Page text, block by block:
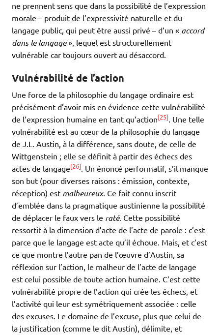
ne prennent sens que dans la possibilité de l’expression
morale – produit de l’expressivité naturelle et du
langage public, qui peut être aussi privé – d’un « accord
dans le langage», lequel est structurellement
vulnérable car toujours ouvert au désaccord.
Vulnérabilité de l’action
Une force de la philosophie du langage ordinaire est
précisément d’avoir mis en évidence cette vulnérabilité
de l’expression humaine en tant qu’action[25]. Une telle
vulnérabilité est au cœur de la philosophie du langage
de J.L. Austin, à la différence, sans doute, de celle de
Wittgenstein ; elle se définit à partir des échecs des
actes de langage[26]. Un énoncé performatif, s’il manque
son but (pour diverses raisons : émission, contexte,
réception) est malheureux. Ce fait connu inscrit
d’emblée dans la pragmatique austinienne la possibilité
de déplacer le faux vers le raté. Cette possibilité
ressortit à la dimension d’acte de l’acte de parole : c’est
parce que le langage est acte qu’il échoue. Mais, et c’est
ce que montre l’autre pan de l’œuvre d’Austin, sa
réflexion sur l’action, le malheur de l’acte de langage
est celui possible de toute action humaine. C’est cette
vulnérabilité propre de l’action qui crée les échecs, et
l’activité qui leur est symétriquement associée : celle
des excuses. Le domaine de l’excuse, plus que celui de
la justification (comme le dit Austin), délimite, et